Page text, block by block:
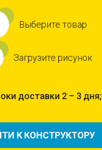
Выберите товар
Загрузите рисунок
доставки 2 – 3 дня;
К КОНСТРУКТОРУ